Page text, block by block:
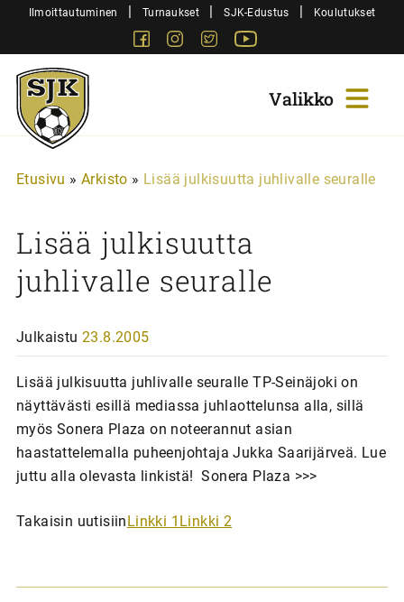
SiirryIlmoittautuminen | Turnaukset | SJK-Edustus | Koulutukset
FacebookInstagram
Twitter
Sjk-
Juniorit
Etusivu » Arkisto » Lisää julkisuutta juhlivalle seuralle
Lisää julkisuutta
juhlivalle seuralle
Julkaistu 23.8.2005
Lisää julkisuutta juhlivalle seuralle TP-Seinäjoki on
näyttävästi esillä mediassa juhlaottelunsa alla, sillä
myös Sonera Plaza on noteerannut asian
haastattelemalla puheenjohtaja Jukka Saarijärveä. Lue
juttu alla olevasta linkistä! Sonera Plaza >>>
Takaisin uutisiinLinkki 1 Linkki 2